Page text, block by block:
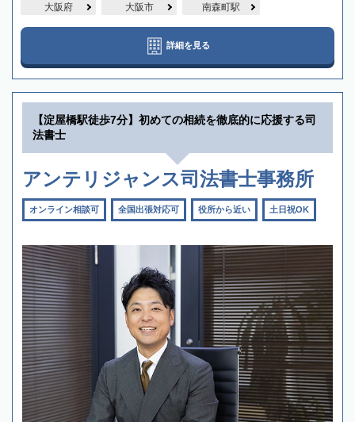
大阪府 大阪市 南森町駅
詳細を見る
【淀屋橋駅徒歩7分】初めての相続を徹底的に応援する司
法書士
アンテリジャンス司法書士事務所
オンライン相談可 全国出張対応可 役所から近い 土日祝OK